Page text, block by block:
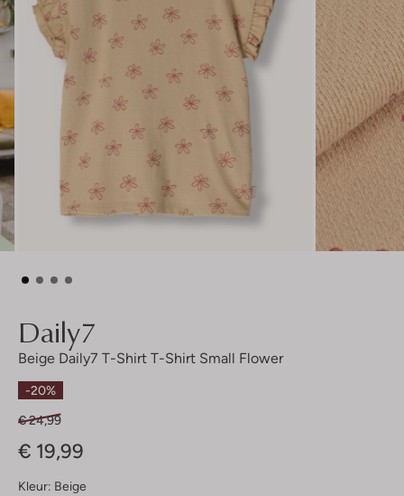
Daily7
Beige Daily7 T-Shirt T-Shirt Small Flower
-20%
€ 24,99
€ 19,99
Kleur: Beige